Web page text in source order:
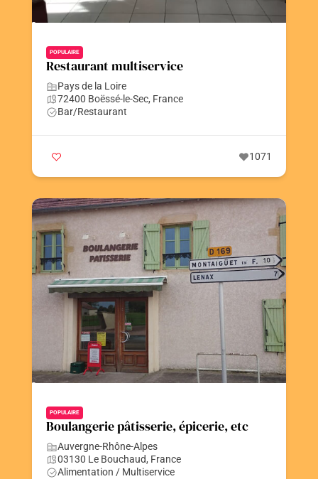
POPULAIRE
Restaurant multiservice
Pays de la Loire
72400 Boëssé-le-Sec, France
Bar/Restaurant
1071
POPULAIRE
Boulangerie pâtisserie, épicerie, etc
Auvergne-Rhône-Alpes
03130 Le Bouchaud, France
Alimentation / Multiservice